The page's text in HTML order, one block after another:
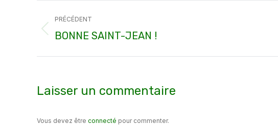
Navigation
article
PRÉCÉDENT
Article
BONNE SAINT-JEAN !
Laisser un commentaire
Vous devez être connecté pour commenter.